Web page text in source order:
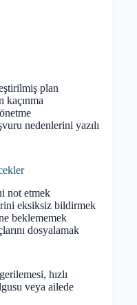
plan
kaçınma
nedenlerini yazılı
not etmek
eksiksiz bildirmek
beklememek
dosyalamak
hızlı
veya ailede